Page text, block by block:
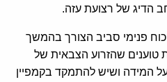
הדיג של רצועת עזה.
פנימי סביב הצורך בהמשך
טוענים שהזרוע הצבאית של
ושיש להתמקד בקמפיין